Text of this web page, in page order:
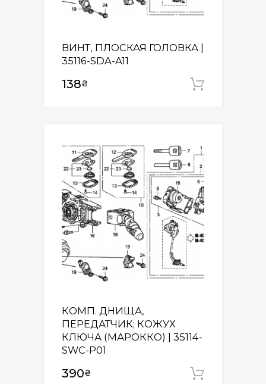
ВИНТ, ПЛОСКАЯ ГОЛОВКА |
35116-SDA-A11
138₴
КОМП. ДНИЩА,
ПЕРЕДАТЧИК; КОЖУХ
КЛЮЧА (МАРОККО) | 35114-
SWC-P01
390₴